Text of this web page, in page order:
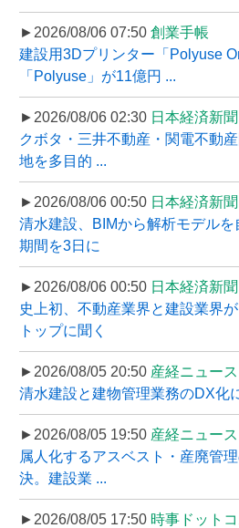
►2026/08/06 07:50 創業手帳
建設用3Dプリンター「Polyuse
「Polyuse」が11億円 ...
►2026/08/06 02:30 日本経済新聞
クボタ・三井不動産・関電不動
地を多目的 ...
►2026/08/06 00:50 日本経済新聞
清水建設、BIMから解析モデル
期間を3日に
►2026/08/06 00:50 日本経済新聞
史上初、不動産業界と建設業界
トップに聞く
►2026/08/05 20:50 産経ニュース
清水建設と建物管理業務のDX化
►2026/08/05 19:50 産経ニュース
属人化するアスベスト・産廃管
決。建設業 ...
►2026/08/05 17:50 時事ドット